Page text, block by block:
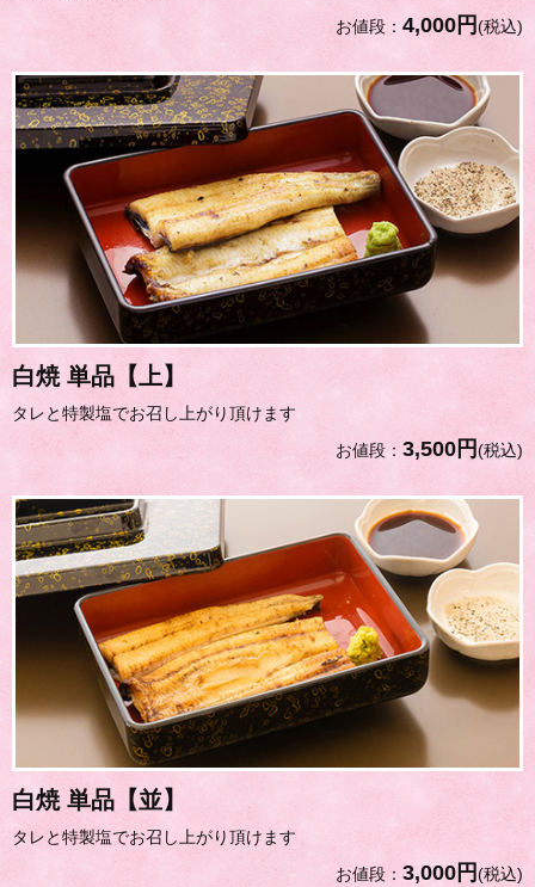
お値段： 4,000円(税込)
白焼 単品【上】
タレと特製塩でお召し上がり頂けます
お値段： 3,500円(税込)
白焼 単品【並】
タレと特製塩でお召し上がり頂けます
お値段： 3,000円(税込)